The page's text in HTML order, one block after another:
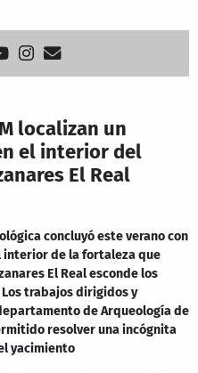
localizan un
el interior del
El Real
concluyó este verano con
interior de la fortaleza que
El Real esconde los
trabajos dirigidos y
de Arqueología de
resolver una incógnita
yacimiento